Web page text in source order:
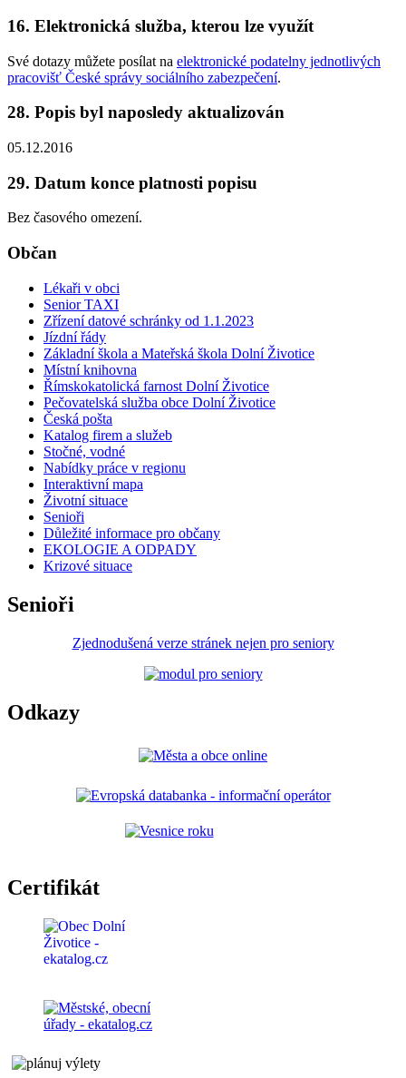
16. Elektronická služba, kterou lze využít
Své dotazy můžete posílat na elektronické podatelny jednotlivých
pracovišť České správy sociálního zabezpečení.
28. Popis byl naposledy aktualizován
05.12.2016
29. Datum konce platnosti popisu
Bez časového omezení.
Občan
Lékaři v obci
Senior TAXI
Zřízení datové schránky od 1.1.2023
Jízdní řády
Základní škola a Mateřská škola Dolní Životice
Místní knihovna
Římskokatolická farnost Dolní Životice
Pečovatelská služba obce Dolní Životice
Česká pošta
Katalog firem a služeb
Stočné, vodné
Nabídky práce v regionu
Interaktivní mapa
Životní situace
Senioři
Důležité informace pro občany
EKOLOGIE A ODPADY
Krizové situace
Senioři
Zjednodušená verze stránek nejen pro seniory
Odkazy
Certifikát